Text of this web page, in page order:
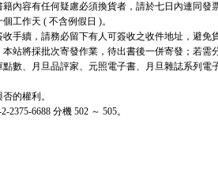
內容有任何疑慮必須換貨者，請於七日內連同發
工作天 ( 不含例假日 )。
手續，請務必留下有人可簽收之收件地址，避免
站將採批次寄發作業，待出書後一併寄發；若需
數、月旦品評家、元照電子書、月旦雜誌系列電
的權利。
6688 分機 502 ～ 505。